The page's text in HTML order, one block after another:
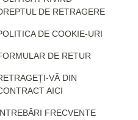
DE RETRAGERE
DE COOKIE-URI
DE RETUR
VĂ DIN
AICI
FRECVENTE